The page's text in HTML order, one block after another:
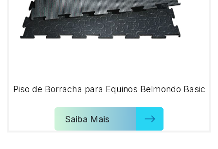
Piso de Borracha para Equinos Belmondo Basic
Saiba Mais